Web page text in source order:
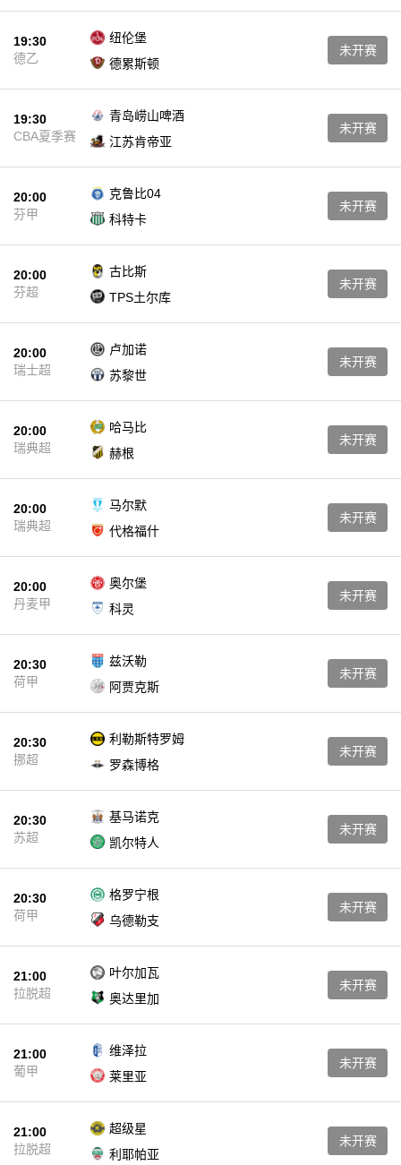
19:30
德乙
纽伦堡
德累斯顿
未开赛
19:30
CBA夏季赛
青岛崂山啤酒
江苏肯帝亚
未开赛
20:00
芬甲
克鲁比04
科特卡
未开赛
20:00
芬超
古比斯
TPS土尔库
未开赛
20:00
瑞士超
卢加诺
苏黎世
未开赛
20:00
瑞典超
哈马比
赫根
未开赛
20:00
瑞典超
马尔默
代格福什
未开赛
20:00
丹麦甲
奥尔堡
科灵
未开赛
20:30
荷甲
兹沃勒
阿贾克斯
未开赛
20:30
挪超
利勒斯特罗姆
罗森博格
未开赛
20:30
苏超
基马诺克
凯尔特人
未开赛
20:30
荷甲
格罗宁根
乌德勒支
未开赛
21:00
拉脱超
叶尔加瓦
奥达里加
未开赛
21:00
葡甲
维泽拉
莱里亚
未开赛
21:00
拉脱超
超级星
利耶帕亚
未开赛